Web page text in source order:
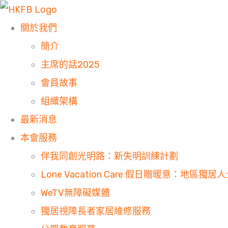
關於我們
簡介
主席的話2025
會員故事
組織架構
最新消息
本會服務
伴我同創光明路：新失明訓練計劃
Lone Vacation Care 假日贈暖意：地區獨居人
WeTV無障礙媒體
獨居視障長者家居維修服務